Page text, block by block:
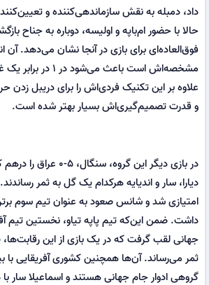
داد، دمبله به نقش سازماندهی‌کننده و
حالا با حضور ام‌باپه و اولیسه، دوباره به جناح
فوق‌العاده‌ای برای بازی در آنجا نشان می‌دهد. آن
مشخصه‌اش است باعث
علاوه بر این تکنیک فردی‌اش را برای دریبل زدن
و قدرت تصمیم‌گیری‌اش بسیار بهتر شده است.
در بازی دیگر این گروه،
دیارا، سار و اندیایه هرکدام یک گل به ثمر
امتیازی شد و شانس صعود به عنوان تیم سوم برتر
داشت. ضمن این‌که تیم پاپه تیاو، نخستین تیم
جهانی لقب گرفت که در یک بازی از این
ثمر می‌رساند. آن‌ها همچنین کشوری آفریقایی با
گروهی ادوار جام‌ جهانی هستند و اسماعیلا سار